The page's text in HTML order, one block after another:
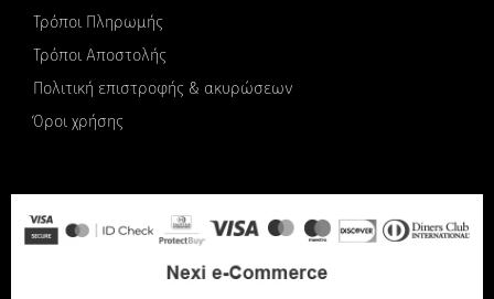
Τρόποι Πληρωμής
Τρόποι Αποστολής
Πολιτική επιστροφής & ακυρώσεων
Όροι χρήσης